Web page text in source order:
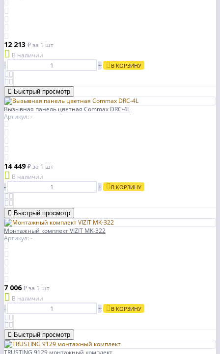
12 213 ₽за 1 шт
В наличии
-
+ В КОРЗИНУ
Быстрый просмотр
Вызывная панель цветная Commax DRC-4L
Артикул: -
14 449₽за 1 шт
В наличии
-
+ В КОРЗИНУ
Быстрый просмотр
Монтажный комплект VIZIT MK-322
Артикул: -
7 006₽за 1 шт
В наличии
-
+ В КОРЗИНУ
Быстрый просмотр